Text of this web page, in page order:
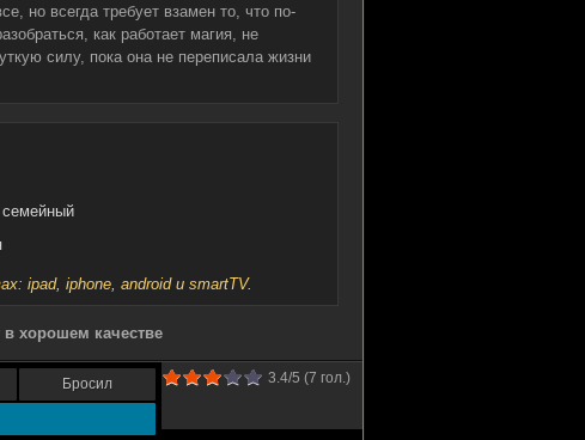
но всегда требует взамен то, что по-
как работает магия, не
силу, пока она не переписала жизни
ipad, iphone, android и smartTV.
хорошем качестве
3.4/5 (7 гол.)
Бросил